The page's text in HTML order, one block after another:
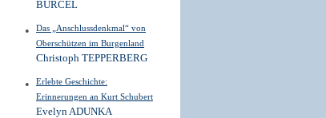
BURCEL
Das „Anschlussdenkmal“ von
Oberschützen im Burgenland
Christoph TEPPERBERG
Erlebte Geschichte:
Erinnerungen an Kurt Schubert
Evelyn ADUNKA